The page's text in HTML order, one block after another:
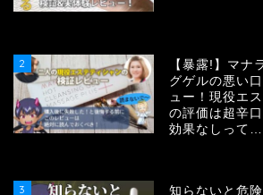
2
【暴露!】マナ
グゲルの悪い
ュー！現役エ
の評価は超辛
効果なしって…
3
知らないと危